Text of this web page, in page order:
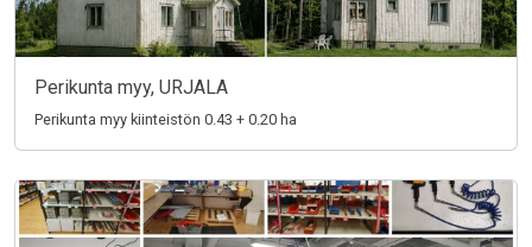
Perikunta myy, URJALA
Perikunta myy kiinteistön 0.43 + 0.20 ha